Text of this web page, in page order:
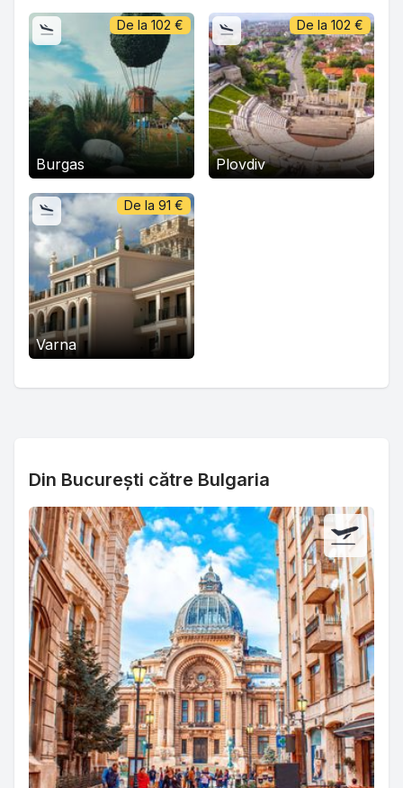
Burgas
De la 102 €
Plovdiv
De la 102 €
Varna
De la 91 €
Din București către Bulgaria